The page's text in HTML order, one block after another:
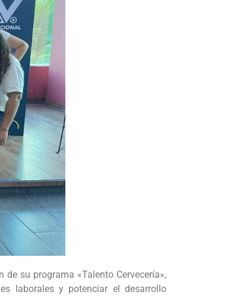
su programa «Talento Cervecería»,
laborales y potenciar el desarrollo